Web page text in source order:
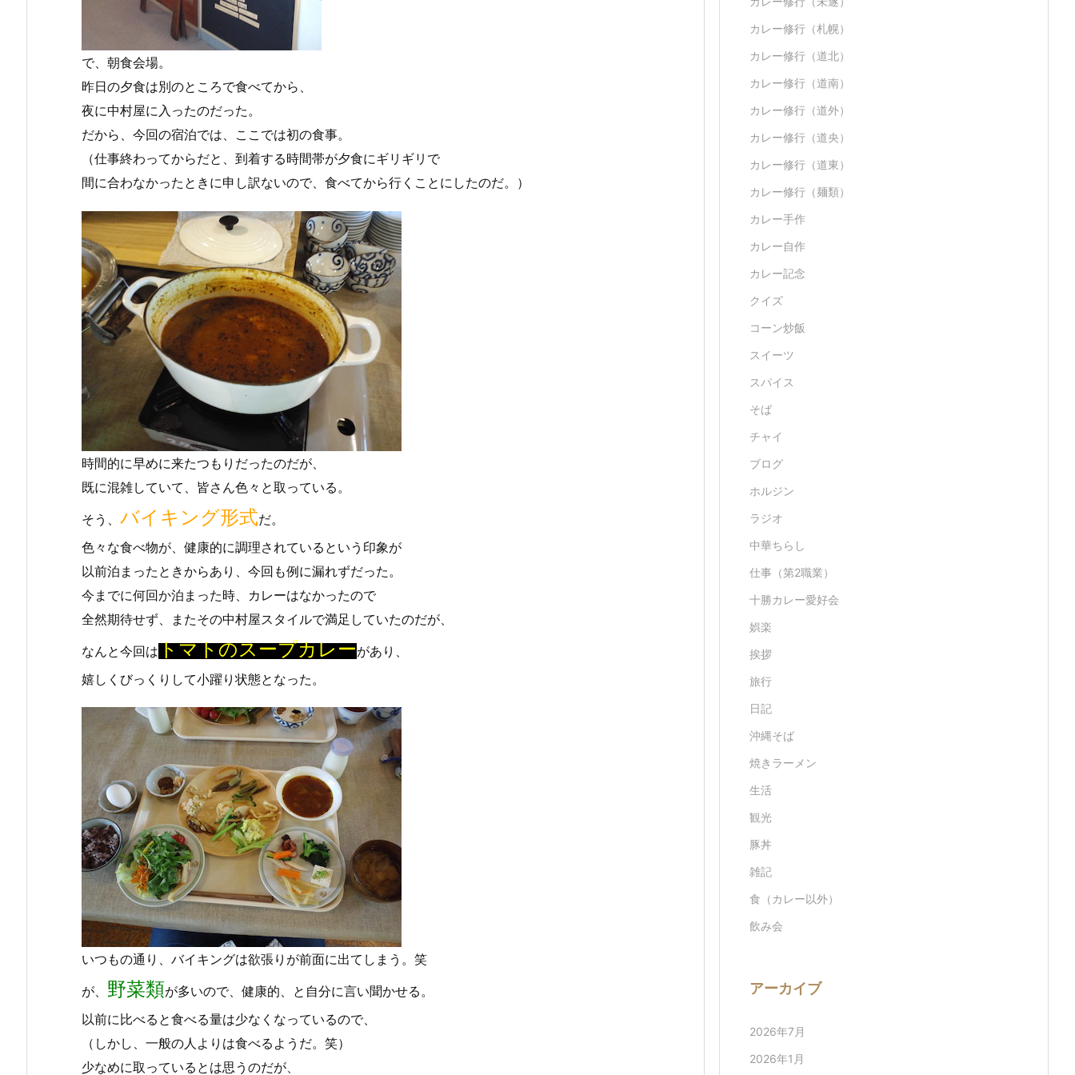
で、朝食会場。
昨日の夕食は別のところで食べてから、
夜に中村屋に入ったのだった。
だから、今回の宿泊では、ここでは初の食事。
（仕事終わってからだと、到着する時間帯が夕食にギリギリで
間に合わなかったときに申し訳ないので、食べてから行くことにしたのだ。）
時間的に早めに来たつもりだったのだが、
既に混雑していて、皆さん色々と取っている。
そう、 バイキング形式だ。
色々な食べ物が、健康的に調理されているという印象が
以前泊まったときからあり、今回も例に漏れずだった。
今までに何回か泊まった時、カレーはなかったので
全然期待せず、またその中村屋スタイルで満足していたのだが、
なんと今回はトマトのスープカレーがあり、
嬉しくびっくりして小躍り状態となった。
いつもの通り、バイキングは欲張りが前面に出てしまう。笑
が、 野菜類が多いので、健康的、と自分に言い聞かせる。
以前に比べると食べる量は少なくなっているので、
（しかし、一般の人よりは食べるようだ。笑）
少なめに取っているとは思うのだが、
カレー修行（札幌）
カレー修行（道北）
カレー修行（道南）
カレー修行（道外）
カレー修行（道央）
カレー修行（道東）
カレー修行（麺類）
カレー手作
カレー自作
カレー記念
クイズ
コーン炒飯
スイーツ
スパイス
そば
チャイ
ブログ
ホルジン
ラジオ
中華ちらし
仕事（第2職業）
十勝カレー愛好会
娯楽
挨拶
旅行
日記
沖縄そば
焼きラーメン
生活
観光
豚丼
雑記
食（カレー以外）
飲み会
アーカイブ
2026年7月
2026年1月